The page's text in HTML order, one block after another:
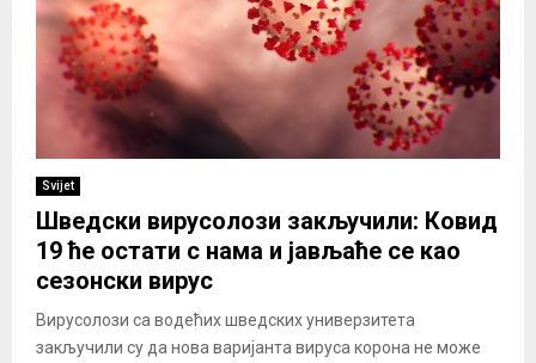
Svijet
Шведски вирусолози закључили: Ковид
19 ће остати с нама и јављаће се као
сезонски вирус
Вирусолози са водећих шведских универзитета
закључили су да нова варијанта вируса корона не може